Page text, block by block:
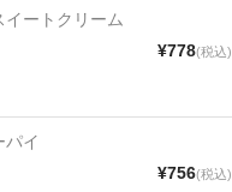
ートクリーム
¥778(税込)
パイ
¥756(税込)